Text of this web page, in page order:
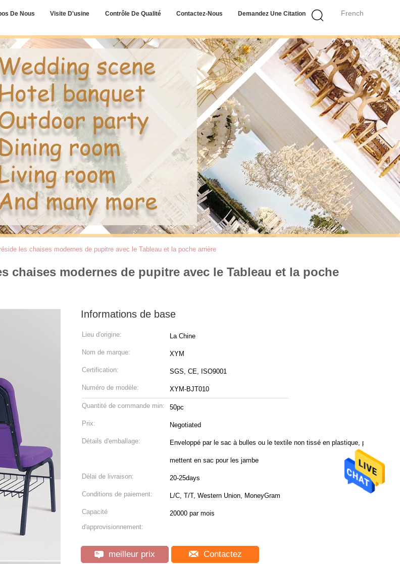
French
De Nous Visite D'usine Contrôle De Qualité Contactez-Nous Demandez Une Citation
les chaises modernes de pupitre avec le Tableau et la poche arrière
chaises modernes de pupitre avec le Tableau et la poche
Informations de base
Lieu d'origine: La Chine
Nom de marque: XYM
Certification: SGS, CE, ISO9001
Numéro de modèle: XYM-BJT010
Quantité de commande min: 50pc
Prix: Negotiated
Détails d'emballage: Enveloppé par le sac à bulles ou le textile non tissé en plastique, pp
mettent en sac pour les jambe
Délai de livraison: 20-25days
Conditions de paiement: L/C, T/T, Western Union, MoneyGram
Capacité
d'approvisionnement:
20000 par mois
meilleur prix Contactez